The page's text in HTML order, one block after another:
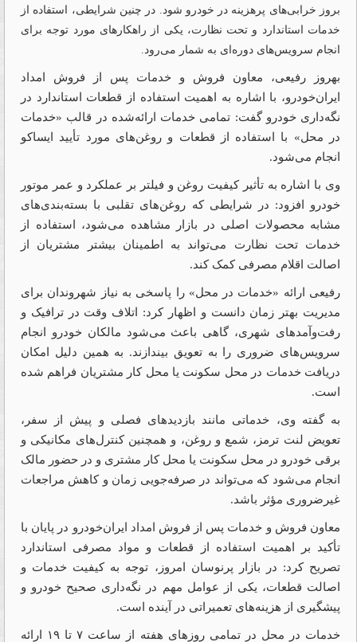
بروز خرابی‌های پرهزینه در خودرو شود. در چنین شرایطی، استفاده از
خدمات استاندارد و تحت نظارت، یکی از راهکارهای مورد توجه برای
انجام سرویس‌های دوره‌ای به شمار می‌رود.
بهروز رفیعی، معاون فروش و خدمات پس از فروش امداد
ایران‌خودرو، با اشاره به اهمیت استفاده از قطعات استاندارد در
نگه‌داری خودرو گفت: تمامی خدمات ارائه‌شده در قالب «خدمات
در محل» با استفاده از قطعات و روغن‌های مورد تأیید ایساکو
انجام می‌شود.
وی با اشاره به تأثیر کیفیت روغن و فیلتر بر عملکرد و عمر موتور
خودرو افزود: در شرایطی که روغن‌های تقلبی با بسته‌بندی‌های
مشابه محصولات اصلی در بازار مشاهده می‌شود، استفاده از
خدمات تحت نظارت می‌تواند به اطمینان بیشتر مشتریان از
اصالت اقلام مصرفی کمک کند.
رفیعی ارائه «خدمات در محل» را پاسخی به نیاز شهروندان برای
مدیریت بهتر زمان دانست و اظهار کرد: اتلاف وقت در ترافیک و
رفت‌وآمدهای شهری، گاهی باعث می‌شود مالکان خودرو انجام
سرویس‌های ضروری را به تعویق بیندازند. به همین دلیل امکان
دریافت خدمات در محل سکونت یا محل کار مشتریان فراهم شده
است.
به گفته وی، خدماتی مانند بازدیدهای فصلی و پیش از سفر،
تعویض لنت ترمز، شمع و روغن، و همچنین کنترل‌های مکانیکی و
برقی خودرو در محل سکونت یا محل کار مشتری و در حضور مالک
انجام می‌شود که می‌تواند در صرفه‌جویی زمان و کاهش مراجعات
غیرضروری مؤثر باشد.
معاون فروش و خدمات پس از فروش امداد ایران‌خودرو در پایان با
تأکید بر اهمیت استفاده از قطعات و مواد مصرفی استاندارد
تصریح کرد: در بازار پرنوسان امروز، توجه به کیفیت خدمات و
اصالت قطعات، یکی از عوامل مهم در نگه‌داری صحیح خودرو و
پیشگیری از هزینه‌های تعمیراتی در آینده است.
خدمات در محل در تمامی روزهای هفته از ساعت ۷ تا ۱۹ ارائه